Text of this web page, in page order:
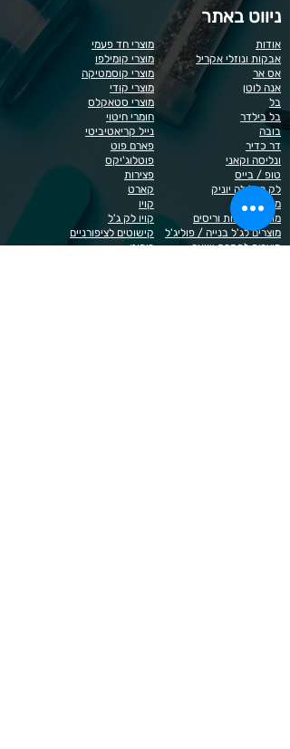
ניווט באתר
מוצרי חד פעמי
מוצרי קומילפו
מוצרי קוסמטיקה
מוצרי קודי
מוצרי סטאקלס
חומרי חיטוי
נייל קריאטיביטי
פארם פוט
פוטלוג'יקס
פצירות
קארט
קויו
קויו לק ג'ל
קישוטים לציפורניים
ריהוט
אודות
אבקות ונוזלי אקריל
אס אר
אנה לוטן
בל
בל בילדר
בובה
דר כדיר
ונליסה וקאני
טופ / בייס
לק רגיל לה יוניק
מבצעים
מוצרים לגבות וריסים
מוצרים לג'ל בנייה / פוליג'ל
מוצרים להסרת שיער